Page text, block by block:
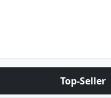
Top-Seller